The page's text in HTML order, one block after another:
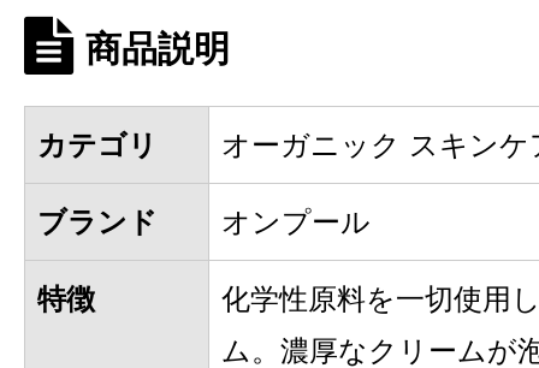
商品説明
カテゴリ オーガニック スキンケ
ブランド オンプール
特徴
化学性原料を一切使用
ム。濃厚なクリームが